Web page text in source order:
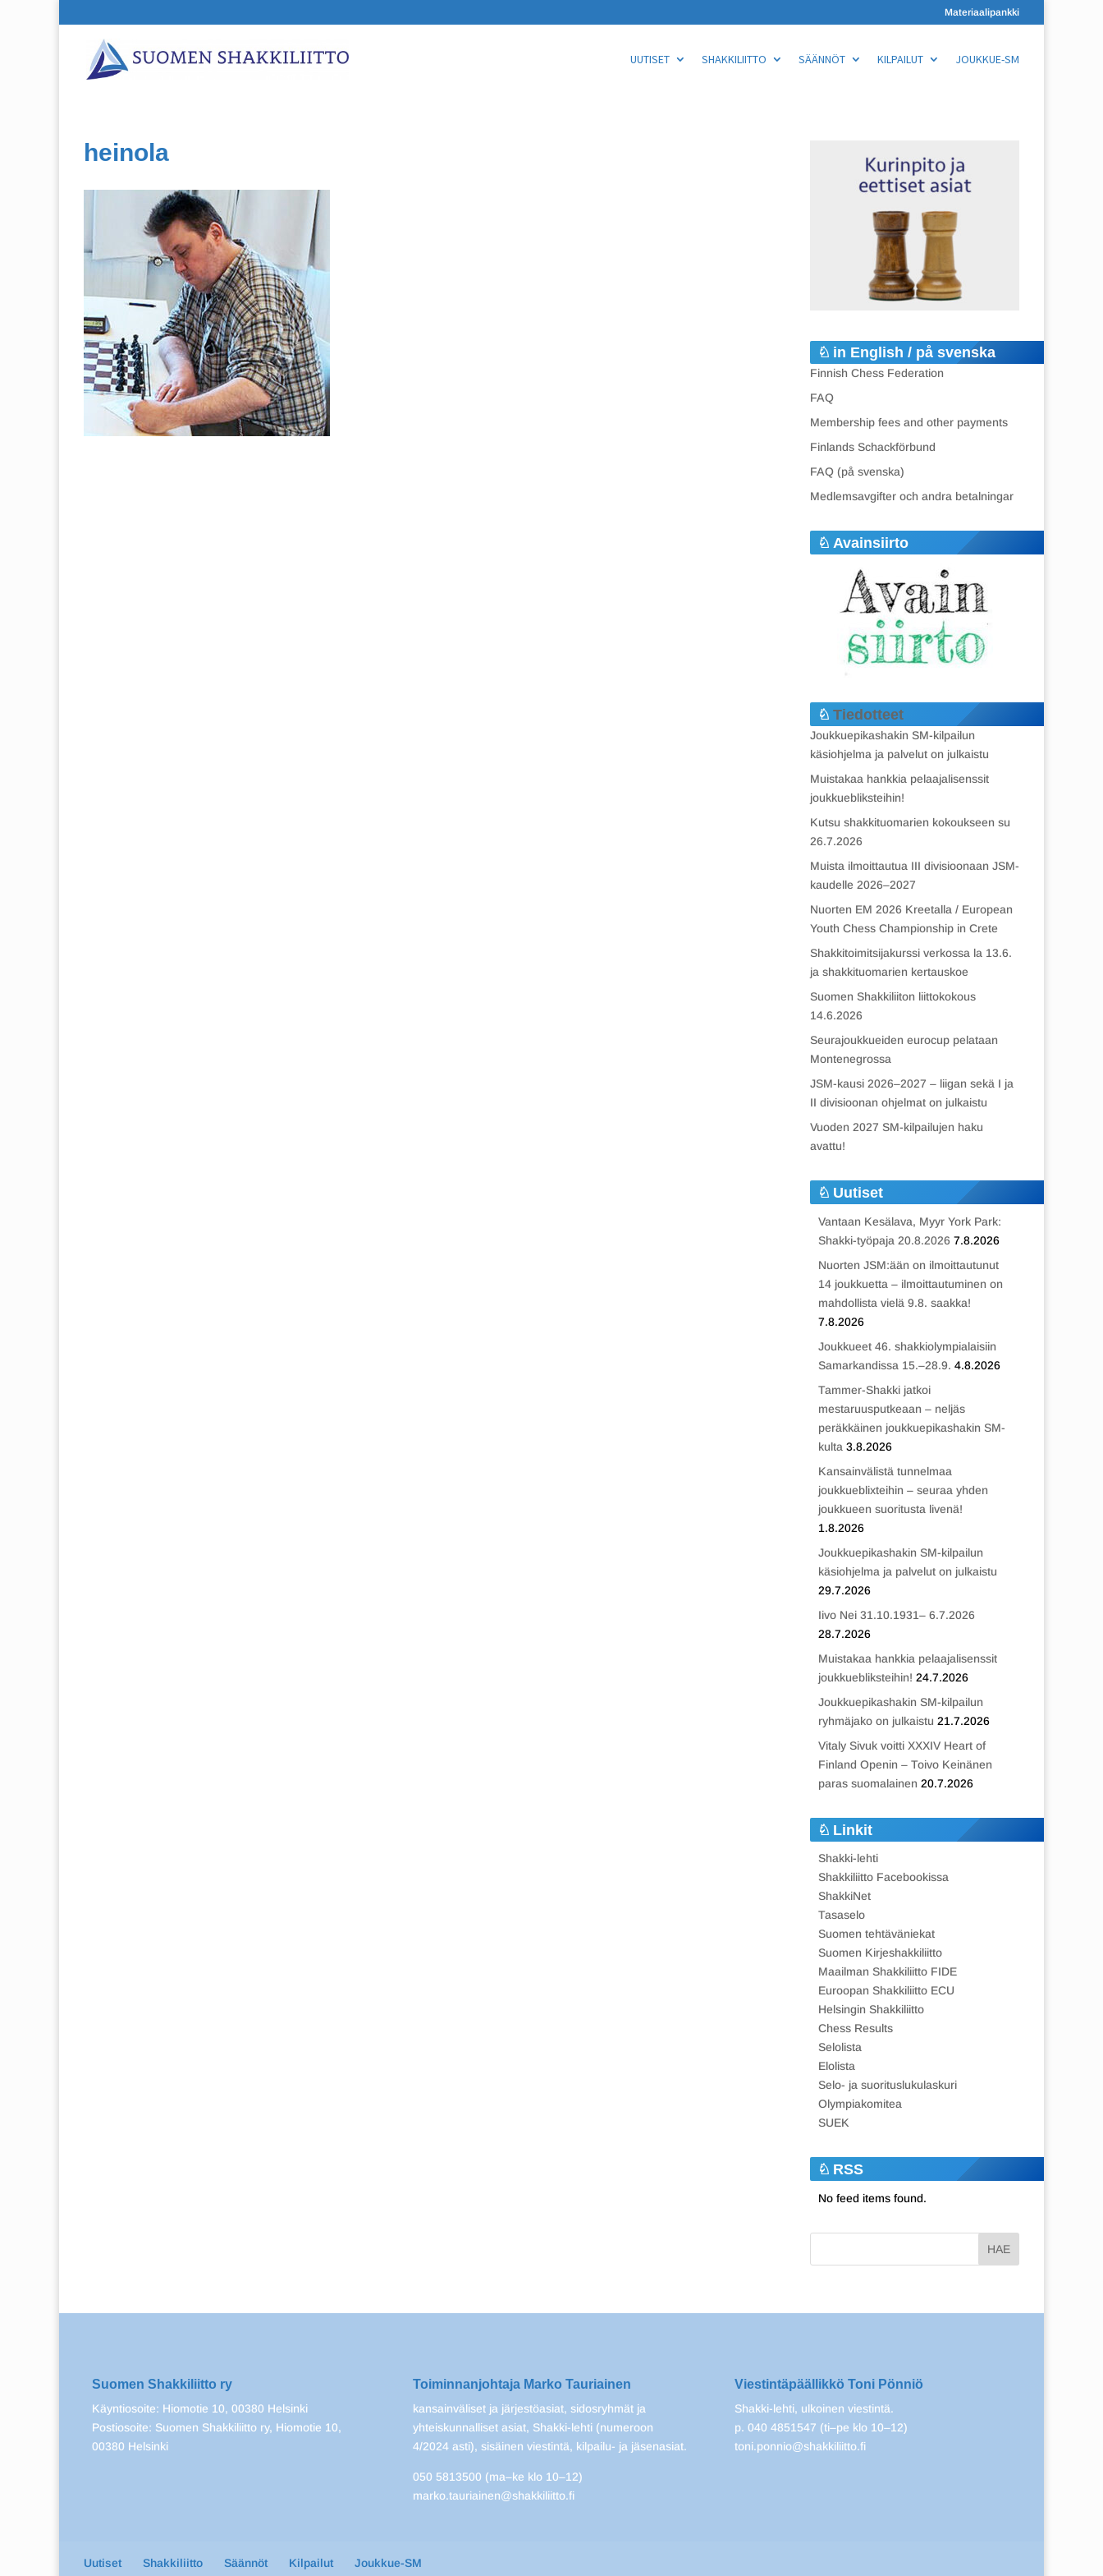
Materiaalipankki
UUTISET SHAKKILIITTO SÄÄNNÖT KILPAILUT JOUKKUE-SM
heinola
in English / på svenska
Finnish Chess Federation
FAQ
Membership fees and other payments
Finlands Schackförbund
FAQ (på svenska)
Medlemsavgifter och andra betalningar
Avainsiirto
Tiedotteet
Joukkuepikashakin SM-kilpailun
käsiohjelma ja palvelut on julkaistu
Muistakaa hankkia pelaajalisenssit
joukkuebliksteihin!
Kutsu shakkituomarien kokoukseen su
26.7.2026
Muista ilmoittautua III divisioonaan JSM-
kaudelle 2026–2027
Nuorten EM 2026 Kreetalla / European
Youth Chess Championship in Crete
Shakkitoimitsijakurssi verkossa la 13.6.
ja shakkituomarien kertauskoe
Suomen Shakkiliiton liittokokous
14.6.2026
Seurajoukkueiden eurocup pelataan
Montenegrossa
JSM-kausi 2026–2027 – liigan sekä I ja
II divisioonan ohjelmat on julkaistu
Vuoden 2027 SM-kilpailujen haku
avattu!
Uutiset
Vantaan Kesälava, Myyr York Park:
Shakki-työpaja 20.8.2026 7.8.2026
Nuorten JSM:ään on ilmoittautunut
14 joukkuetta – ilmoittautuminen on
mahdollista vielä 9.8. saakka!
7.8.2026
Joukkueet 46. shakkiolympialaisiin
Samarkandissa 15.–28.9. 4.8.2026
Tammer-Shakki jatkoi
mestaruusputkeaan – neljäs
peräkkäinen joukkuepikashakin SM-
kulta 3.8.2026
Kansainvälistä tunnelmaa
joukkueblixteihin – seuraa yhden
joukkueen suoritusta livenä!
1.8.2026
Joukkuepikashakin SM-kilpailun
käsiohjelma ja palvelut on julkaistu
29.7.2026
Iivo Nei 31.10.1931– 6.7.2026
28.7.2026
Muistakaa hankkia pelaajalisenssit
joukkuebliksteihin! 24.7.2026
Joukkuepikashakin SM-kilpailun
ryhmäjako on julkaistu 21.7.2026
Vitaly Sivuk voitti XXXIV Heart of
Finland Openin – Toivo Keinänen
paras suomalainen 20.7.2026
Linkit
Shakki-lehti
Shakkiliitto Facebookissa
ShakkiNet
Tasaselo
Suomen tehtäväniekat
Suomen Kirjeshakkiliitto
Maailman Shakkiliitto FIDE
Euroopan Shakkiliitto ECU
Helsingin Shakkiliitto
Chess Results
Selolista
Elolista
Selo- ja suorituslukulaskuri
Olympiakomitea
SUEK
RSS
No feed items found.
Suomen Shakkiliitto ry
Käyntiosoite: Hiomotie 10, 00380 Helsinki
Postiosoite: Suomen Shakkiliitto ry, Hiomotie 10,
00380 Helsinki
Toiminnanjohtaja Marko Tauriainen
kansainväliset ja järjestöasiat, sidosryhmät ja
yhteiskunnalliset asiat, Shakki-lehti (numeroon
4/2024 asti), sisäinen viestintä, kilpailu- ja jäsenasiat.
050 5813500 (ma–ke klo 10–12)
marko.tauriainen@shakkiliitto.fi
Viestintäpäällikkö Toni Pönniö
Shakki-lehti, ulkoinen viestintä.
p. 040 4851547 (ti–pe klo 10–12)
toni.ponnio@shakkiliitto.fi
Uutiset Shakkiliitto Säännöt Kilpailut Joukkue-SM